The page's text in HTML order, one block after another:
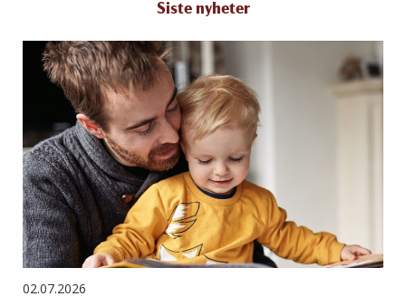
Siste nyheter
02.07.2026